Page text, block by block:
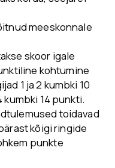
meeskonnale
skoor igale
kohtumine
1 ja 2 kumbki 10
kumbki 14 punkti.
toidavad
kõigi ringide
punkte